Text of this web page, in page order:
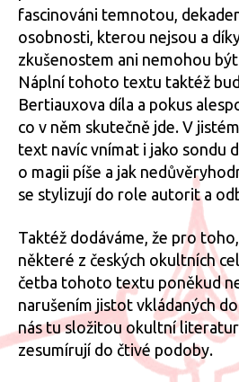
fascinováni temnotou,
osobnosti, kterou nejsou a
zkušenostem ani nemohou
Náplní tohoto textu taktéž
Bertiauxova díla a pokus
co v něm skutečně jde. V
text navíc vnímat i jako sondu
o magii píše a jak
se stylizují do role autorit a
Taktéž dodáváme, že pro
některé z českých okultních
četba tohoto textu poněkud
narušením jistot vkládaných
nás tu složitou okultní
zesumírují do čtivé podoby.